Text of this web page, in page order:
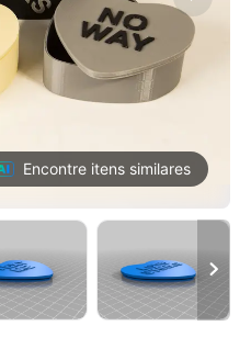
Encontre itens similares
